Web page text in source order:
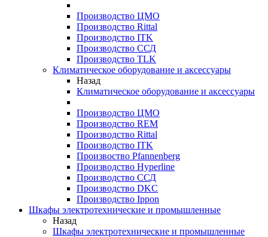
Производство ЦМО
Производство Rittal
Производство ITK
Производство ССД
Производство TLK
Климатическое оборудование и аксессуары
Назад
Климатическое оборудование и аксессуары
Производство ЦМО
Производство REM
Производство Rittal
Производство ITK
Произвоство Pfannenberg
Производство Hyperline
Производство ССД
Производство DKC
Производство Ippon
Шкафы электротехнические и промышленные
Назад
Шкафы электротехнические и промышленные